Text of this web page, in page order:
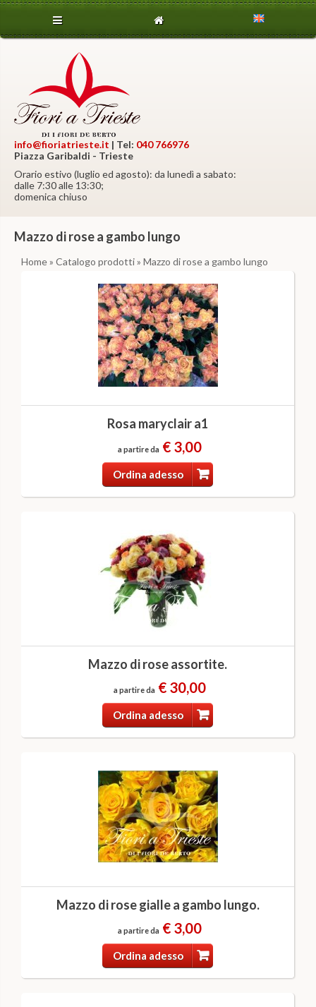
info@fioriatrieste.it | Tel: 040 766976
Piazza Garibaldi - Trieste
Orario estivo (luglio ed agosto): da lunedì a sabato:
dalle 7:30 alle 13:30;
domenica chiuso
Mazzo di rose a gambo lungo
Home» Catalogo prodotti» Mazzo di rose a gambo lungo
Rosa maryclair a1
a partire da € 3,00
Ordina adesso
Mazzo di rose assortite.
a partire da € 30,00
Ordina adesso
Mazzo di rose gialle a gambo lungo.
a partire da € 3,00
Ordina adesso